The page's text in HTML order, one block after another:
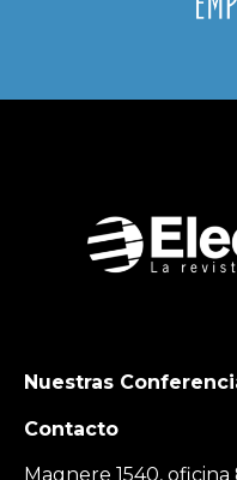
Nuestras
Contacto
Magnere 1540, oficina